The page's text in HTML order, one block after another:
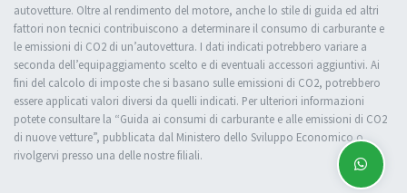
autovetture. Oltre al rendimento del motore, anche lo stile di guida ed altri
fattori non tecnici contribuiscono a determinare il consumo di carburante e
le emissioni di CO2 di un’autovettura. I dati indicati potrebbero variare a
seconda dell’equipaggiamento scelto e di eventuali accessori aggiuntivi. Ai
fini del calcolo di imposte che si basano sulle emissioni di CO2, potrebbero
essere applicati valori diversi da quelli indicati. Per ulteriori informazioni
potete consultare la “Guida ai consumi di carburante e alle emissioni di CO2
di nuove vetture”, pubblicata dal Ministero dello Sviluppo Economico o
rivolgervi presso una delle nostre filiali.